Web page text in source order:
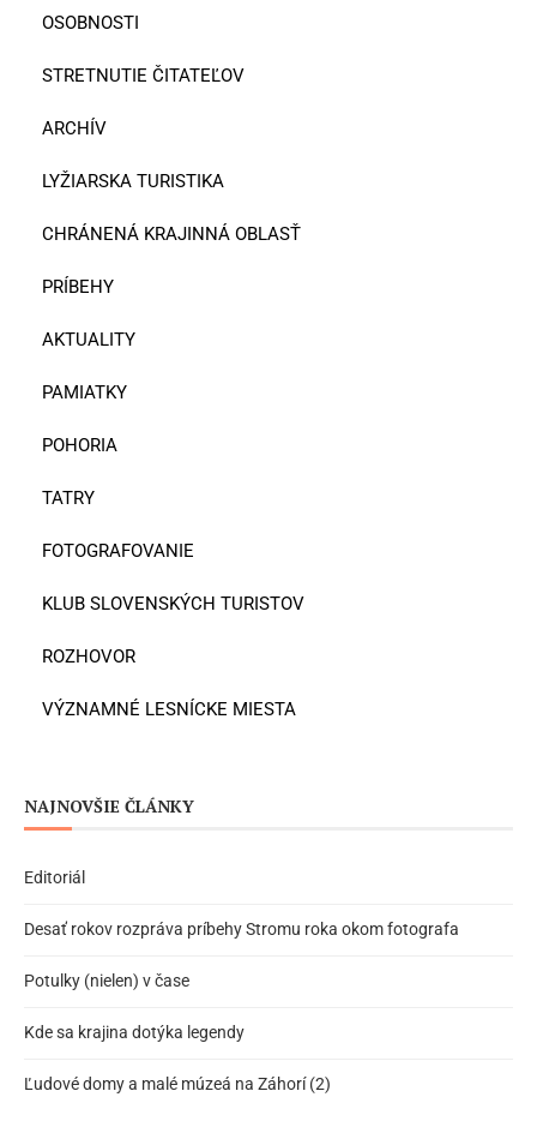
OSOBNOSTI
STRETNUTIE ČITATEĽOV
ARCHÍV
LYŽIARSKA TURISTIKA
CHRÁNENÁ KRAJINNÁ OBLASŤ
PRÍBEHY
AKTUALITY
PAMIATKY
POHORIA
TATRY
FOTOGRAFOVANIE
KLUB SLOVENSKÝCH TURISTOV
ROZHOVOR
VÝZNAMNÉ LESNÍCKE MIESTA
NAJNOVŠIE ČLÁNKY
Editoriál
Desať rokov rozpráva príbehy Stromu roka okom fotografa
Potulky (nielen) v čase
Kde sa krajina dotýka legendy
Ľudové domy a malé múzeá na Záhorí (2)